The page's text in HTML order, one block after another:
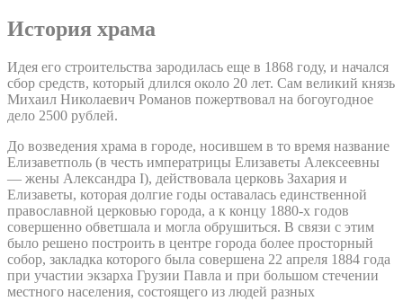
История храма
Идея его строительства зародилась еще в 1868 году, и начался
сбор средств, который длился около 20 лет. Сам великий князь
Михаил Николаевич Романов пожертвовал на богоугодное
дело 2500 рублей.
До возведения храма в городе, носившем в то время название
Елизаветполь (в честь императрицы Елизаветы Алексеевны
— жены Александра I), действовала церковь Захария и
Елизаветы, которая долгие годы оставалась единственной
православной церковью города, а к концу 1880-х годов
совершенно обветшала и могла обрушиться. В связи с этим
было решено построить в центре города более просторный
собор, закладка которого была совершена 22 апреля 1884 года
при участии экзарха Грузии Павла и при большом стечении
местного населения, состоящего из людей разных